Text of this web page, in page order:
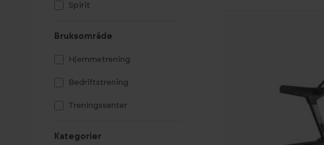
Spirit
Bruksområde
Hjemmetrening
Bedriftstrening
Treningssenter
Kategorier